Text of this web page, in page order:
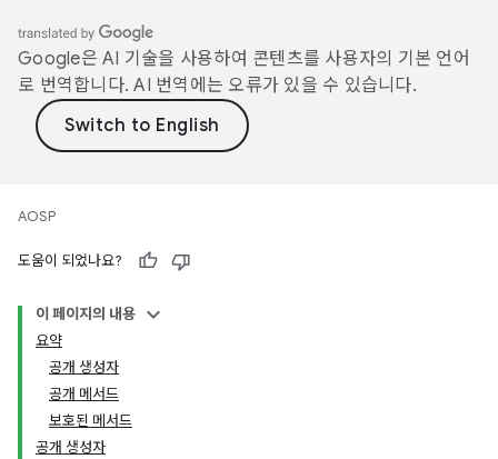
Google은 AI 기술을 사용하여 콘텐츠를 사용자의 기본 언어
로 번역합니다. AI 번역에는 오류가 있을 수 있습니다.
AOSP
도움이 되었나요?
이 페이지의 내용
요약
공개 생성자
공개 메서드
보호된 메서드
공개 생성자